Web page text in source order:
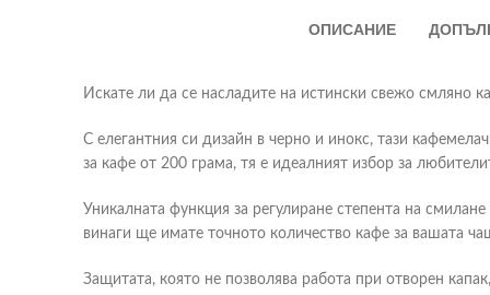
ОПИСАНИЕ
Искате ли да се насладите на истински свежо смляно
С елегантния си дизайн в черно и инокс, тази
за кафе от 200 грама, тя е идеалният избор за
Уникалната функция за регулиране степента на
винаги ще имате точното количество кафе за вашата
Защитата, която не позволява работа при отворен